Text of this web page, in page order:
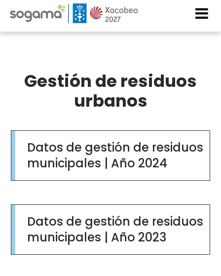
Pasar al contenido principal
Imaxe Imaxe
Gestión de residuos
urbanos
Datos de gestión de residuos
municipales | Año 2024
ficha_datos_tratamiento_sogama_2024_cast.pdf
Datos de gestión de residuos
municipales | Año 2023
ficha_datos_tratamiento_sogama_web_sept_2024_c
ast.pdf